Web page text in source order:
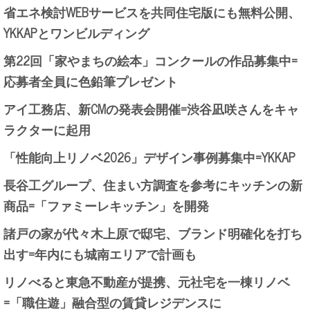
省エネ検討WEBサービスを共同住宅版にも無料公開、
YKKAPとワンビルディング
第22回「家やまちの絵本」コンクールの作品募集中=
応募者全員に色鉛筆プレゼント
アイ工務店、新CMの発表会開催=渋谷凪咲さんをキャ
ラクターに起用
「性能向上リノベ2026」デザイン事例募集中=YKKAP
長谷工グループ、住まい方調査を参考にキッチンの新
商品=「ファミーレキッチン」を開発
諸戸の家が代々木上原で邸宅、ブランド明確化を打ち
出す=年内にも城南エリアで計画も
リノべると東急不動産が提携、元社宅を一棟リノベ
=「職住遊」融合型の賃貸レジデンスに